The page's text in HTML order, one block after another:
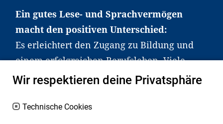
Ein gutes Lese- und Sprachvermögen
macht den positiven Unterschied:
Es erleichtert den Zugang zu Bildung und
einem erfolgreichen Berufsleben. Viele
Kinder und Jugendliche in Deutschland
Unser Angebot richtet sich deshalb gezielt
Wir respektieren deine Privatsphäre
Technische Cookies